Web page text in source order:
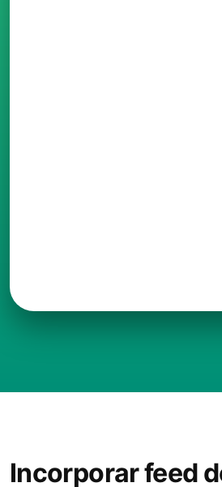
Incorporar feed